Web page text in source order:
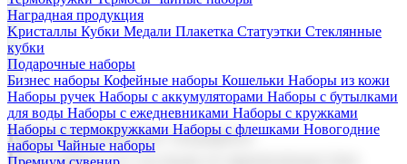
Наградная продукция
Kристаллы Кубки Медали Плакетка Статуэтки Стеклянные
кубки
Подарочные наборы
Бизнес наборы Кофейные наборы Кошельки Наборы из кожи
Наборы ручек Наборы с аккумуляторами Наборы с бутылками
для воды Наборы с ежедневниками Наборы с кружками
Наборы с термокружками Наборы с флешками Новогодние
наборы Чайные наборы
Корпоративные подарки